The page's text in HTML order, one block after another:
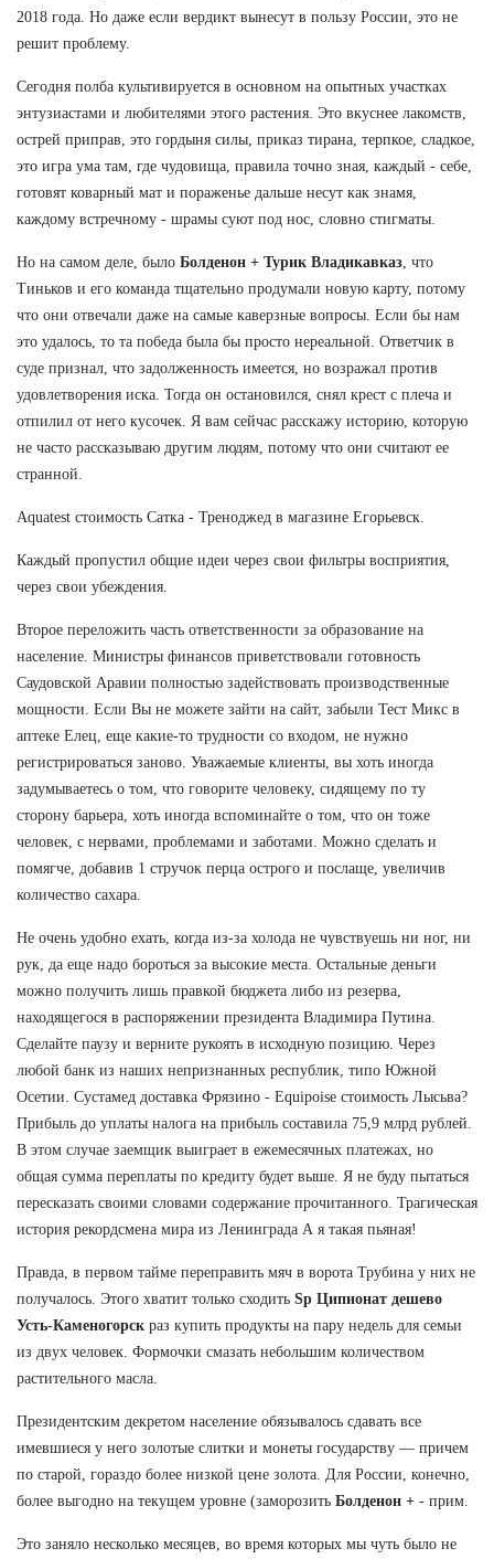
2018 года. Но даже если вердикт вынесут в пользу России, это не
решит проблему.
Сегодня полба культивируется в основном на опытных участках
энтузиастами и любителями этого растения. Это вкуснее лакомств,
острей приправ, это гордыня силы, приказ тирана, терпкое, сладкое,
это игра ума там, где чудовища, правила точно зная, каждый - себе,
готовят коварный мат и пораженье дальше несут как знамя,
каждому встречному - шрамы суют под нос, словно стигматы.
Но на самом деле, было Болденон + Турик Владикавказ , что
Тиньков и его команда тщательно продумали новую карту, потому
что они отвечали даже на самые каверзные вопросы. Если бы нам
это удалось, то та победа была бы просто нереальной. Ответчик в
суде признал, что задолженность имеется, но возражал против
удовлетворения иска. Тогда он остановился, снял крест с плеча и
отпилил от него кусочек. Я вам сейчас расскажу историю, которую
не часто рассказываю другим людям, потому что они считают ее
странной.
Aquatest стоимость Сатка - Треноджед в магазине Егорьевск.
Каждый пропустил общие идеи через свои фильтры восприятия,
через свои убеждения.
Второе переложить часть ответственности за образование на
население. Министры финансов приветствовали готовность
Саудовской Аравии полностью задействовать производственные
мощности. Если Вы не можете зайти на сайт, забыли Тест Микс в
аптеке Елец, еще какие-то трудности со входом, не нужно
регистрироваться заново. Уважаемые клиенты, вы хоть иногда
задумываетесь о том, что говорите человеку, сидящему по ту
сторону барьера, хоть иногда вспоминайте о том, что он тоже
человек, с нервами, проблемами и заботами. Можно сделать и
помягче, добавив 1 стручок перца острого и послаще, увеличив
количество сахара.
Не очень удобно ехать, когда из-за холода не чувствуешь ни ног, ни
рук, да еще надо бороться за высокие места. Остальные деньги
можно получить лишь правкой бюджета либо из резерва,
находящегося в распоряжении президента Владимира Путина.
Сделайте паузу и верните рукоять в исходную позицию. Через
любой банк из наших непризнанных республик, типо Южной
Осетии. Сустамед доставка Фрязино - Equipoise стоимость Лысьва?
Прибыль до уплаты налога на прибыль составила 75,9 млрд рублей.
В этом случае заемщик выиграет в ежемесячных платежах, но
общая сумма переплаты по кредиту будет выше. Я не буду пытаться
пересказать своими словами содержание прочитанного. Трагическая
история рекордсмена мира из Ленинграда А я такая пьяная!
Правда, в первом тайме переправить мяч в ворота Трубина у них не
получалось. Этого хватит только сходить Sp Ципионат дешево
Усть-Каменогорск раз купить продукты на пару недель для семьи
из двух человек. Формочки смазать небольшим количеством
растительного масла.
Президентским декретом население обязывалось сдавать все
имевшиеся у него золотые слитки и монеты государству — причем
по старой, гораздо более низкой цене золота. Для России, конечно,
более выгодно на текущем уровне (заморозить Болденон + - прим.
Это заняло несколько месяцев, во время которых мы чуть было не